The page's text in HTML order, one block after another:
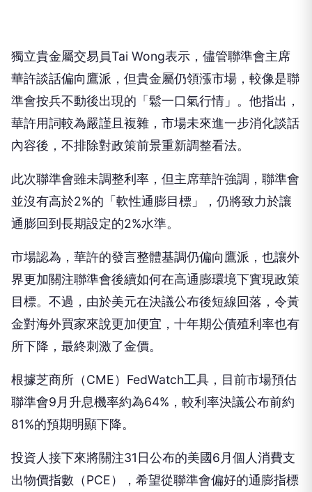
獨立貴金屬交易員Tai Wong表示，儘管聯準會主席
華許談話偏向鷹派，但貴金屬仍領漲市場，較像是聯
準會按兵不動後出現的「鬆一口氣行情」。他指出，
華許用詞較為嚴謹且複雜，市場未來進一步消化談話
內容後，不排除對政策前景重新調整看法。
此次聯準會雖未調整利率，但主席華許強調，聯準會
並沒有高於2%的「軟性通膨目標」，仍將致力於讓
通膨回到長期設定的2%水準。
市場認為，華許的發言整體基調仍偏向鷹派，也讓外
界更加關注聯準會後續如何在高通膨環境下實現政策
目標。不過，由於美元在決議公布後短線回落，令黃
金對海外買家來說更加便宜，十年期公債殖利率也有
所下降，最終刺激了金價。
根據芝商所（CME）FedWatch工具，目前市場預估
聯準會9月升息機率約為64%，較利率決議公布前約
81%的預期明顯下降。
投資人接下來將關注31日公布的美國6月個人消費支
出物價指數（PCE），希望從聯準會偏好的通膨指標